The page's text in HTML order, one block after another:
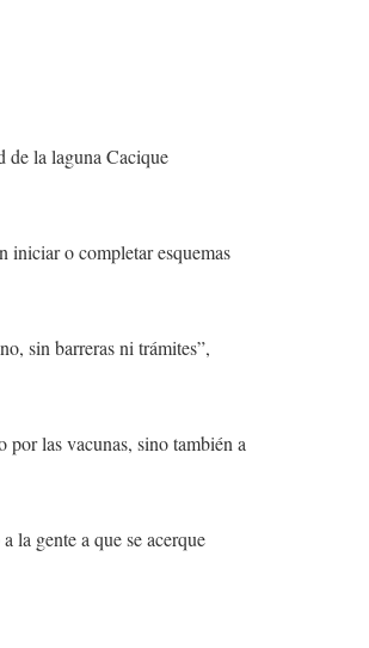
de la laguna Cacique
iniciar o completar esquemas
sin barreras ni trámites”,
las vacunas, sino también a
la gente a que se acerque